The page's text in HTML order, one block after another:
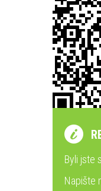
Byli jste
Napište